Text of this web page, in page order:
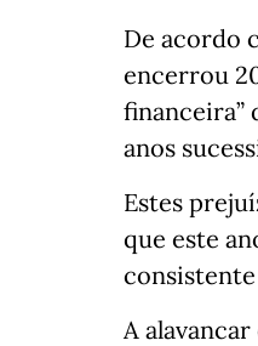
De acordo
encerrou
financeira”
anos
Estes
que este
A